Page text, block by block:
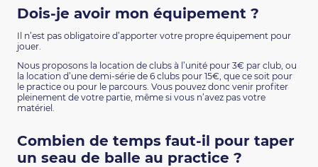
Dois-je avoir mon équipement ?
Il n’est pas obligatoire d’apporter votre propre équipement pour
jouer.
Nous proposons la location de clubs à l’unité pour 3€ par club, ou
la location d’une demi-série de 6 clubs pour 15€, que ce soit pour
le practice ou pour le parcours. Vous pouvez donc venir profiter
pleinement de votre partie, même si vous n’avez pas votre
matériel.
Combien de temps faut-il pour taper
un seau de balle au practice ?